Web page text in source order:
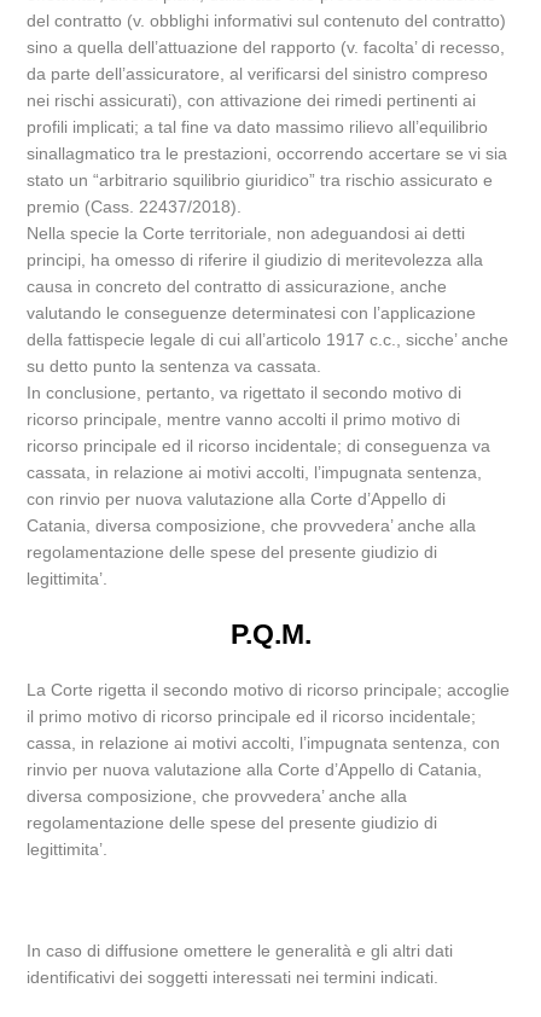
del contratto (v. obblighi informativi sul contenuto del contratto)
sino a quella dell’attuazione del rapporto (v. facolta’ di recesso,
da parte dell’assicuratore, al verificarsi del sinistro compreso
nei rischi assicurati), con attivazione dei rimedi pertinenti ai
profili implicati; a tal fine va dato massimo rilievo all’equilibrio
sinallagmatico tra le prestazioni, occorrendo accertare se vi sia
stato un “arbitrario squilibrio giuridico” tra rischio assicurato e
premio (Cass. 22437/2018).
Nella specie la Corte territoriale, non adeguandosi ai detti
principi, ha omesso di riferire il giudizio di meritevolezza alla
causa in concreto del contratto di assicurazione, anche
valutando le conseguenze determinatesi con l’applicazione
della fattispecie legale di cui all’articolo 1917 c.c., sicche’ anche
su detto punto la sentenza va cassata.
In conclusione, pertanto, va rigettato il secondo motivo di
ricorso principale, mentre vanno accolti il primo motivo di
ricorso principale ed il ricorso incidentale; di conseguenza va
cassata, in relazione ai motivi accolti, l’impugnata sentenza,
con rinvio per nuova valutazione alla Corte d’Appello di
Catania, diversa composizione, che provvedera’ anche alla
regolamentazione delle spese del presente giudizio di
legittimita’.
P.Q.M.
La Corte rigetta il secondo motivo di ricorso principale; accoglie
il primo motivo di ricorso principale ed il ricorso incidentale;
cassa, in relazione ai motivi accolti, l’impugnata sentenza, con
rinvio per nuova valutazione alla Corte d’Appello di Catania,
diversa composizione, che provvedera’ anche alla
regolamentazione delle spese del presente giudizio di
legittimita’.
In caso di diffusione omettere le generalità e gli altri dati
identificativi dei soggetti interessati nei termini indicati.